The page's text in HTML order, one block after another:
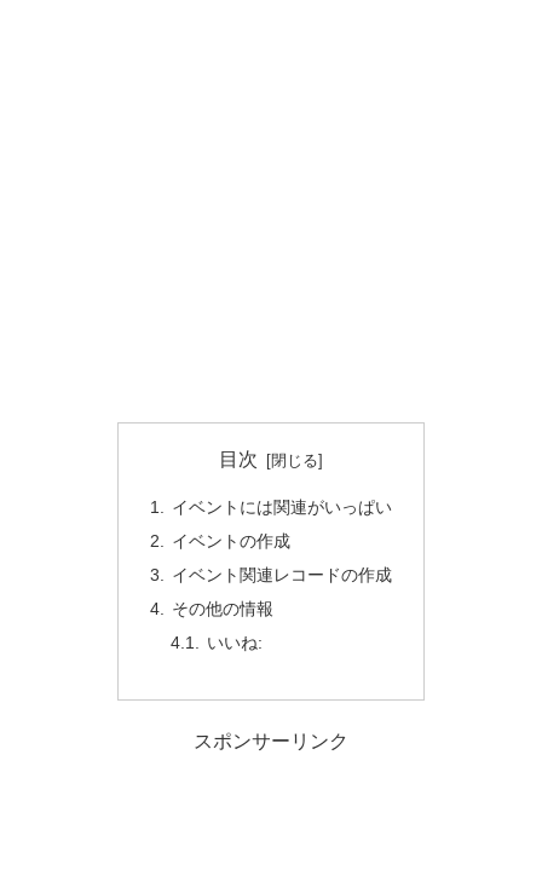
目次
イベントには関連がいっぱい
イベントの作成
イベント関連レコードの作成
その他の情報
いいね:
スポンサーリンク